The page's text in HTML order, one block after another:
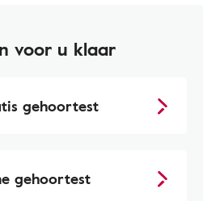
voor u klaar
gehoortest
gehoortest